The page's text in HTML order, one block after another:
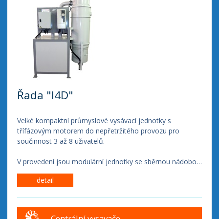
odlučovačem, polyesterovým ochranným filtrem filtrační
třídy BIA "M", odlehčovacím ventilem a tlumičem hluku.
K dispozici je také mobilní varianta s kolečky pro snadnou
manipulaci.
Řada "I4D"
Velké kompaktní průmyslové vysávací jednotky s
třífázovým motorem do nepřetržitého provozu pro
součinnost 3 až 8 uživatelů.
V provedení jsou modulární jednotky se sběrnou nádobou
(kontejnerem) o objemu 60 l nebo se spodní klapkou a
vyprazdňováním do PVC vaků.
plynulou regulaci otáček v závislosti na skutečném počtu
detail